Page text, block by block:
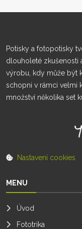
Potisky a fotopotisky
dlouholeté zkušenosti
výrobu, kdy může být
schopni v rámci velmi
množství několika set
Nastavení cookies
MENU
Úvod
Fototrika